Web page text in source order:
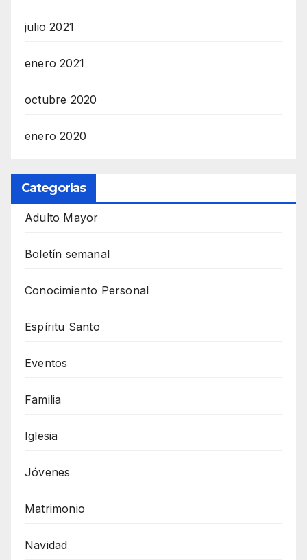
julio 2021
enero 2021
octubre 2020
enero 2020
Categorías
Adulto Mayor
Boletín semanal
Conocimiento Personal
Espíritu Santo
Eventos
Familia
Iglesia
Jóvenes
Matrimonio
Navidad